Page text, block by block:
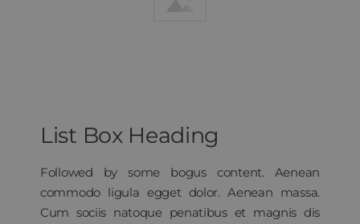
List Box Heading
Followed by some bogus content. Aenean
commodo ligula egget dolor. Aenean massa.
Cum sociis natoque penatibus et magnis dis